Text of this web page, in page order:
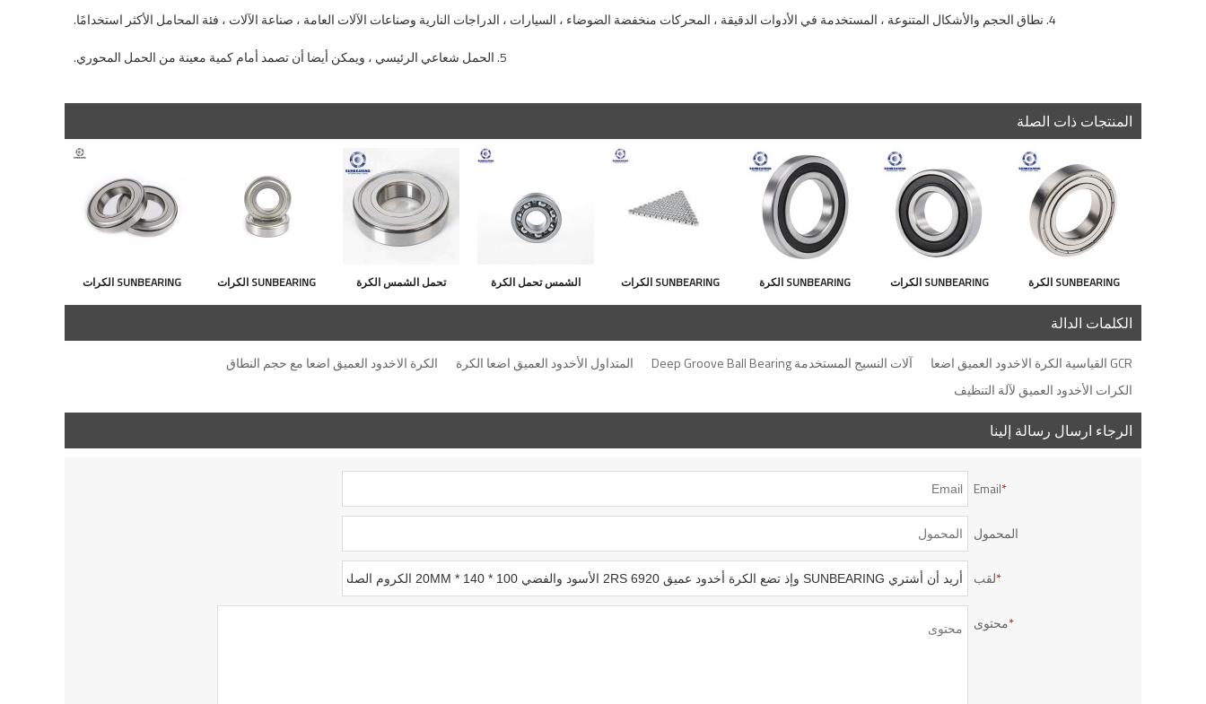
4. نطاق الحجم والأشكال المتنوعة ، المستخدمة في الأدوات الدقيقة ، المحركات منخفضة الضوضاء ، السيارات ، الدراجات النارية وصناعات الآلات العامة ، صناعة الآلات ، فئة المحامل الأكثر استخدامًا.
5. الحمل شعاعي الرئيسي ، ويمكن أيضا أن تصمد أمام كمية معينة من الحمل المحوري.
المنتجات ذات الصلة
SUNBEARING الكرة
الاخدود العميق اضعا 6007
كروم الصلب GCR15
SUNBEARING الكرات
الأخدود العميق 6304E
الفولاذ المقاوم للصدأ
GCR15
SUNBEARING الكرة
الاخدود العميق اضعا
9MM كروم الصلب
SUNBEARING الكرات
الأخدود العميق 698 فضية
المقاوم للصدأ GCR15
الشمس تحمل الكرة
الاخدود العميق 608 فضية
الصلب
تحمل الشمس الكرة
الاخدود العميق 6317
الفولاذ المقاوم للصدأ
SUNBEARING الكرات
الأخدود العميق 6207 فضة
فولاذ GCR15
SUNBEARING الكرات
الأخدود العميق 6910 ZZ
الكلمات الدالة
GCR القياسية الكرة الاخدود العميق اضعا آلات النسيج المستخدمة Deep Groove Ball Bearing المتداول الأخدود العميق اضعا الكرة
الكرة الاخدود العميق اضعا مع حجم النطاق
الكرات الأخدود العميق لآلة التنظيف
الرجاء ارسال رسالة إلينا
*
Email
المحمول
*لقب
*محتوى